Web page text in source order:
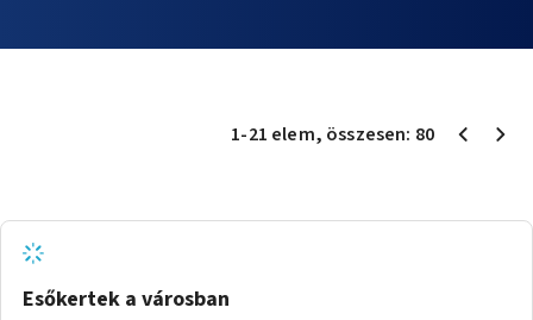
1-21 elem, összesen: 80
Esőkertek a városban